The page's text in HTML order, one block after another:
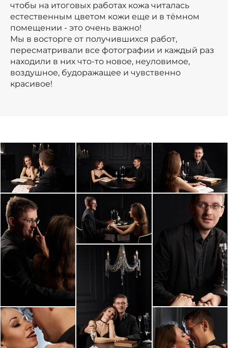
чтобы на итоговых работах кожа читалась
естественным цветом кожи еще и в тёмном
помещении - это очень важно!
Мы в восторге от получившихся работ,
пересматривали все фотографии и каждый раз
находили в них что-то новое, неуловимое,
воздушное, будоражащее и чувственно
красивое!